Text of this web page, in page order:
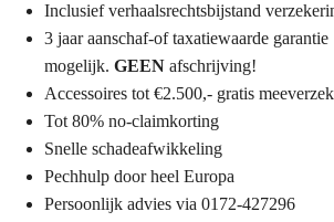
Inclusief verhaalsrechtsbijstand
3 jaar aanschaf-of taxatiewaarde garantie
mogelijk. GEEN afschrijving!
Accessoires tot €2.500,- gratis
Tot 80% no-claimkorting
Snelle schadeafwikkeling
Pechhulp door heel Europa
Persoonlijk advies via 0172-427296